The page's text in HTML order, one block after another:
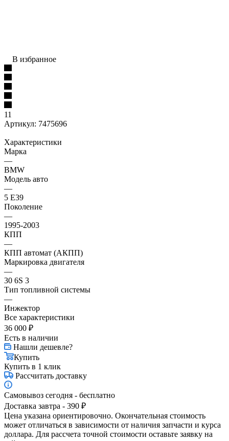
В избранное
11
Артикул: 7475696
Характеристики
Марка
—
BMW
Модель авто
—
5 E39
Поколение
—
1995-2003
КПП
—
КПП автомат (АКПП)
Маркировка двигателя
—
30 6S 3
Тип топливной системы
—
Инжектор
Все характеристики
36 000 ₽
Есть в наличии
Нашли дешевле?
Купить
Купить в 1 клик
Рассчитать доставку
Самовывоз сегодня - бесплатно
Доставка завтра - 390 ₽
Цена указана ориентировочно. Окончательная стоимость
может отличаться в зависимости от наличия запчасти и курса
доллара. Для рассчета точной стоимости оставьте заявку на